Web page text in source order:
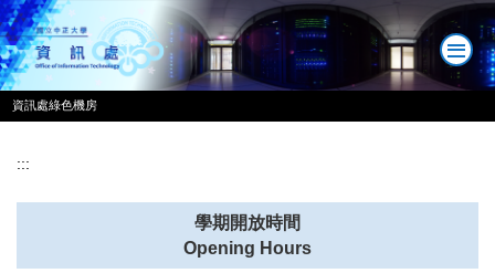
跳
到
主
要
內
資訊處綠色機房
:::
學期開放時間
Opening Hours